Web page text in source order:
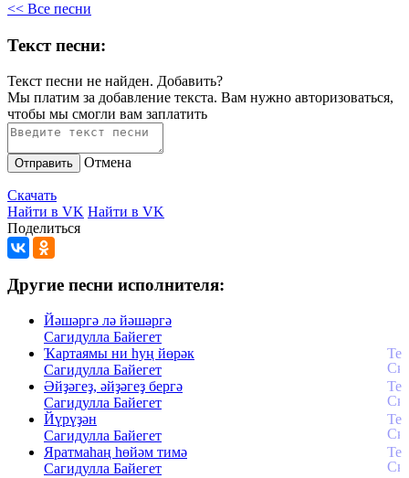
<< Все песни
Текст песни:
Текст песни не найден. Добавить?
Мы платим за добавление текста. Вам нужно авторизоваться,
чтобы мы смогли вам заплатить
Отправить Отмена
Скачать
Найти в VK Найти в VK
Поделиться
Другие песни исполнителя:
Йәшәргә лә йәшәргә
Сагидулла Байегет
Ҡартаямы ни һуң йөрәк
Сагидулла Байегет
Әйҙәгеҙ, әйҙәгеҙ бергә
Сагидулла Байегет
Йүрүҙән
Сагидулла Байегет
Яратмаһаң һөйәм тимә
Сагидулла Байегет